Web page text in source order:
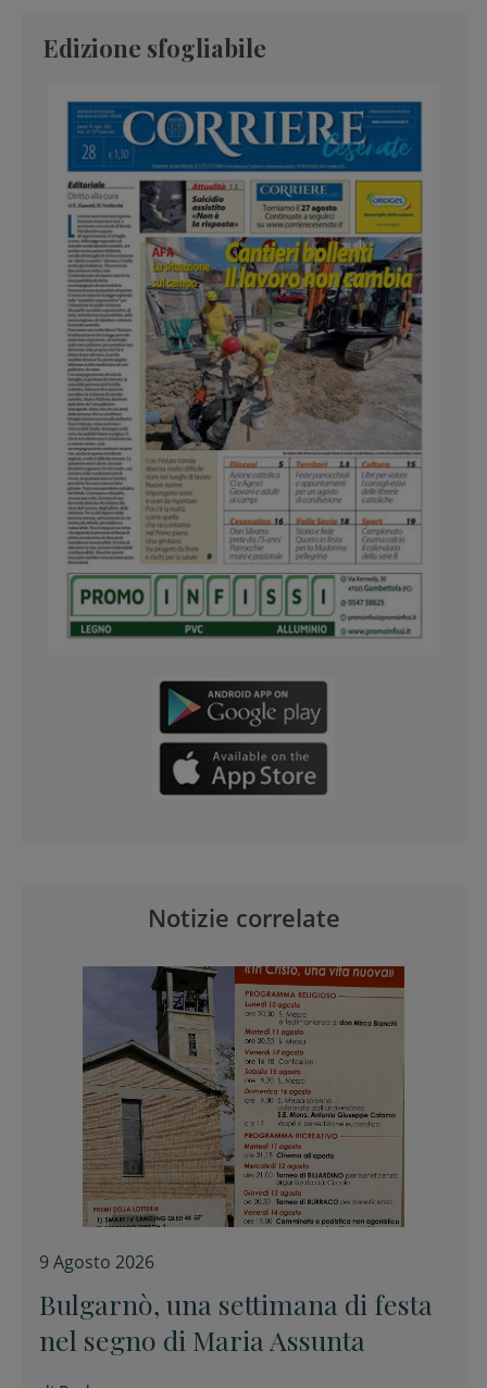
Edizione sfogliabile
Notizie correlate
9 Agosto 2026
Bulgarnò, una settimana di festa
nel segno di Maria Assunta